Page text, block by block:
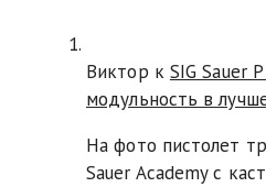
Виктор к SIG Sauer
модульность в
На фото пистолет
Sauer Academy с